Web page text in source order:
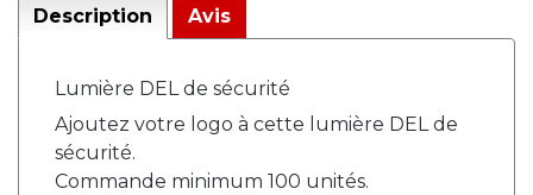
Description Avis
Lumière DEL de sécurité
Ajoutez votre logo à cette lumière DEL de
sécurité.
Commande minimum 100 unités.